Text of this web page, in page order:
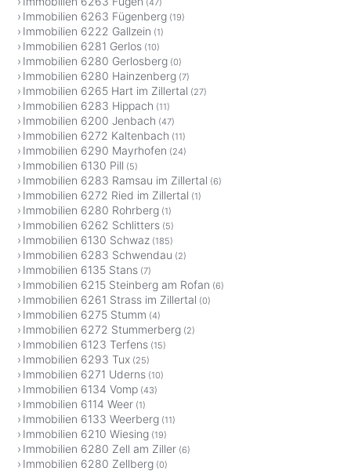
Immobilien 6263 Fügenberg (19)
Immobilien 6222 Gallzein (1)
Immobilien 6281 Gerlos (10)
Immobilien 6280 Gerlosberg (0)
Immobilien 6280 Hainzenberg (7)
Immobilien 6265 Hart im Zillertal (27)
Immobilien 6283 Hippach (11)
Immobilien 6200 Jenbach (47)
Immobilien 6272 Kaltenbach (11)
Immobilien 6290 Mayrhofen (24)
Immobilien 6130 Pill (5)
Immobilien 6283 Ramsau im Zillertal (6)
Immobilien 6272 Ried im Zillertal (1)
Immobilien 6280 Rohrberg (1)
Immobilien 6262 Schlitters (5)
Immobilien 6130 Schwaz (185)
Immobilien 6283 Schwendau (2)
Immobilien 6135 Stans (7)
Immobilien 6215 Steinberg am Rofan (6)
Immobilien 6261 Strass im Zillertal (0)
Immobilien 6275 Stumm (4)
Immobilien 6272 Stummerberg (2)
Immobilien 6123 Terfens (15)
Immobilien 6293 Tux (25)
Immobilien 6271 Uderns (10)
Immobilien 6134 Vomp (43)
Immobilien 6114 Weer (1)
Immobilien 6133 Weerberg (11)
Immobilien 6210 Wiesing (19)
Immobilien 6280 Zell am Ziller (6)
Immobilien 6280 Zellberg (0)